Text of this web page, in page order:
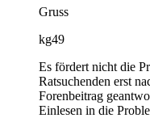
Gruss
kg49
Es fördert nicht die
Ratsuchenden erst
Forenbeitrag
Einlesen in die